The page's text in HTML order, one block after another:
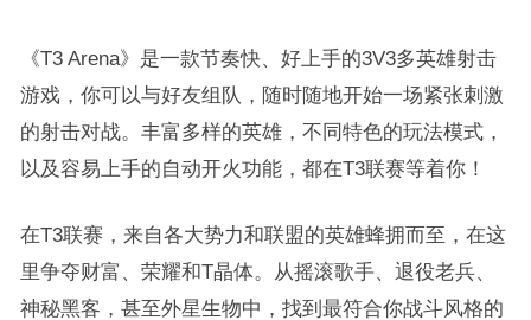
《T3 Arena》是一款节奏快、好上手的3V3多英雄射击
游戏，你可以与好友组队，随时随地开始一场紧张刺激
的射击对战。丰富多样的英雄，不同特色的玩法模式，
以及容易上手的自动开火功能，都在T3联赛等着你！
在T3联赛，来自各大势力和联盟的英雄蜂拥而至，在这
里争夺财富、荣耀和T晶体。从摇滚歌手、退役老兵、
神秘黑客，甚至外星生物中，找到最符合你战斗风格的